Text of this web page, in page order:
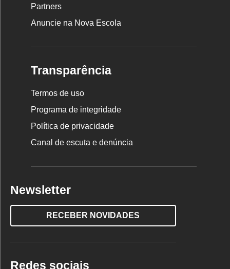
Partners
Anuncie na Nova Escola
Transparência
Termos de uso
Programa de integridade
Política de privacidade
Canal de escuta e denúncia
Newsletter
RECEBER NOVIDADES
Redes sociais